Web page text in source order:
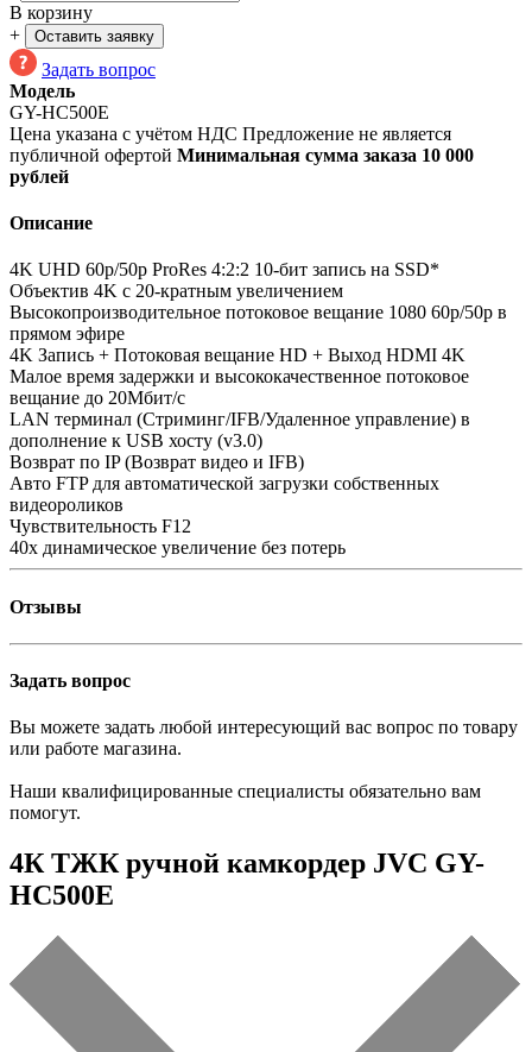
В корзину
+
Оставить заявку
Задать вопрос
Модель
GY-HC500E
Цена указана с учётом НДС Предложение не является
публичной офертой Минимальная сумма заказа 10 000
рублей
Описание
4K UHD 60p/50p ProRes 4:2:2 10-бит запись на SSD*
Объектив 4K с 20-кратным увеличением
Высокопроизводительное потоковое вещание 1080 60p/50p в
прямом эфире
4K Запись + Потоковая вещание HD + Выход HDMI 4K
Малое время задержки и высококачественное потоковое
вещание до 20Мбит/с
LAN терминал (Стриминг/IFB/Удаленное управление) в
дополнение к USB хосту (v3.0)
Возврат по IP (Возврат видео и IFB)
Авто FTP для автоматической загрузки собственных
видеороликов
Чувствительность F12
40x динамическое увеличение без потерь
Отзывы
Задать вопрос
Вы можете задать любой интересующий вас вопрос по товару
или работе магазина.
Наши квалифицированные специалисты обязательно вам
помогут.
4К ТЖК ручной камкордер JVC GY-
HC500E